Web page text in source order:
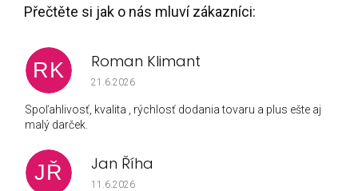
RK Roman Klimant
Hodnocení obchodu je 5 z 5 hvězdiček.
21.6.2026
Spoľahlivosť, kvalita , rýchlosť dodania tovaru a plus ešte aj
malý darček.
JŘ Jan Říha
Hodnocení obchodu je 5 z 5 hvězdiček.
11.6.2026